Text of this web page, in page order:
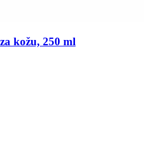
kožu, 250 ml